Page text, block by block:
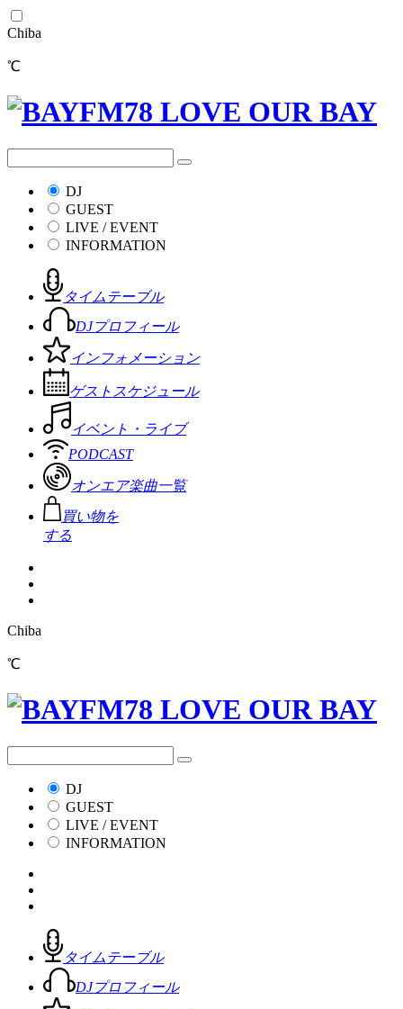
Chiba
℃
DJ
GUEST
LIVE / EVENT
INFORMATION
タイムテーブル
DJプロフィール
インフォメーション
ゲストスケジュール
イベント・ライブ
PODCAST
オンエア楽曲一覧
買い物を
する
Chiba
℃
DJ
GUEST
LIVE / EVENT
INFORMATION
タイムテーブル
DJプロフィール